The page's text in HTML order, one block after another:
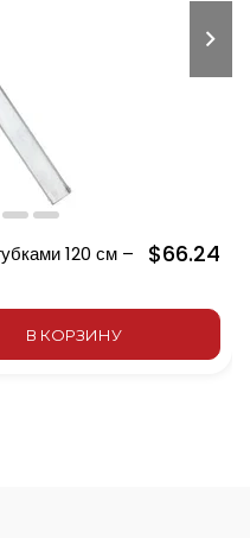
120 см –
$66.24
В КОРЗИНУ